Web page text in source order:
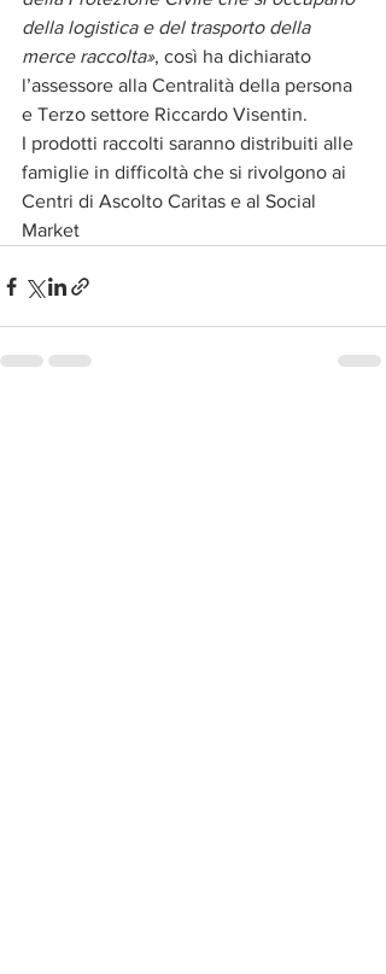
della logistica e del trasporto della
merce raccolta», così ha dichiarato
l’assessore alla Centralità della persona
e Terzo settore Riccardo Visentin.
I prodotti raccolti saranno distribuiti alle
famiglie in difficoltà che si rivolgono ai
Centri di Ascolto Caritas e al Social
Market